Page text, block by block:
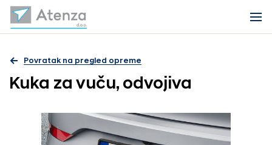
Povratak na pregled opreme
Kuka za vuču, odvojiva